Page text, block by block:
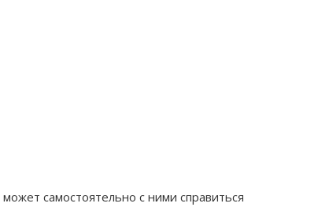
самостоятельно с ними справиться